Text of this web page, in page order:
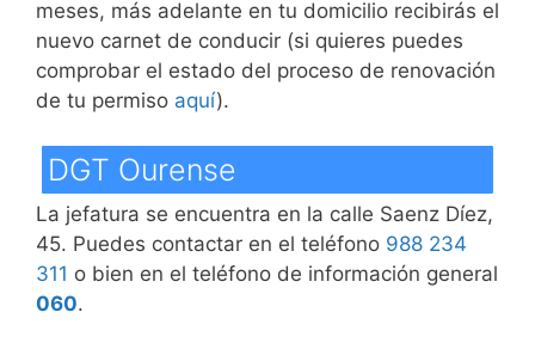
meses, más adelante en tu domicilio recibirás el
nuevo carnet de conducir (si quieres puedes
comprobar el estado del proceso de renovación
de tu permiso aquí).
DGT Ourense
La jefatura se encuentra en la calle Saenz Díez,
45. Puedes contactar en el teléfono 988 234
311 o bien en el teléfono de información general
060.